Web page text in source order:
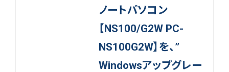
ノートパソコン
【NS100/G2W PC-
NS100G2W】を、”
Windowsアップグレー